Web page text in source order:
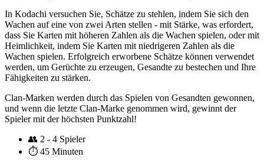
In Kodachi versuchen Sie, Schätze zu stehlen, indem Sie sich den
Wachen auf eine von zwei Arten stellen - mit Stärke, was erfordert,
dass Sie Karten mit höheren Zahlen als die Wachen spielen, oder mit
Heimlichkeit, indem Sie Karten mit niedrigeren Zahlen als die
Wachen spielen. Erfolgreich erworbene Schätze können verwendet
werden, um Gerüchte zu erzeugen, Gesandte zu bestechen und Ihre
Fähigkeiten zu stärken.
Clan-Marken werden durch das Spielen von Gesandten gewonnen,
und wenn die letzte Clan-Marke genommen wird, gewinnt der
Spieler mit der höchsten Punktzahl!
👥 2 - 4 Spieler
⏱️ 45 Minuten